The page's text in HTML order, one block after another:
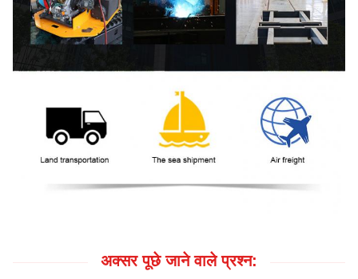
अक्सर पूछे जाने वाले प्रश्न: